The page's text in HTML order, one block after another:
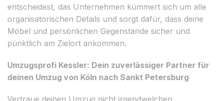
entscheidest, das Unternehmen kümmert sich um alle
organisatorischen Details und sorgt dafür, dass deine
Möbel und persönlichen Gegenstände sicher und
pünktlich am Zielort ankommen.
Umzugsprofi Kessler: Dein zuverlässiger Partner für
deinen Umzug von Köln nach Sankt Petersburg
Vertraue deinen Umzug nicht irgendwelchen